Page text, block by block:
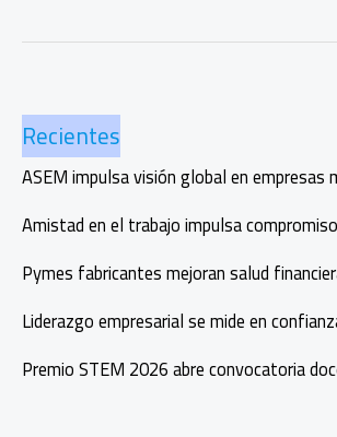
con
alma
Recientes
ASEM impulsa visión global en empresas
Amistad en el trabajo impulsa
Pymes fabricantes mejoran salud
Liderazgo empresarial se mide en
Premio STEM 2026 abre convocatoria